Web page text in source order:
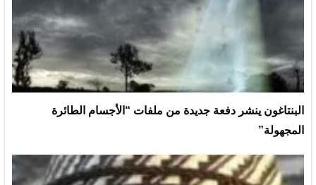
البنتاغون ينشر دفعة جديدة من ملفات “الأجسام الطائرة
المجهولة”